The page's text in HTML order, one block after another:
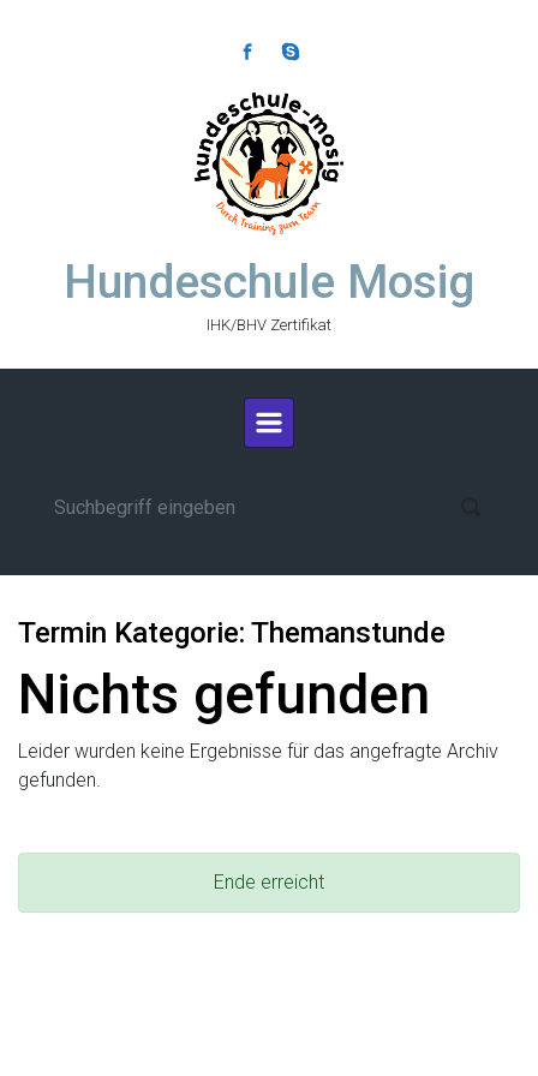
Hundeschule Mosig
IHK/BHV Zertifikat
Termin Kategorie: Themanstunde
Nichts gefunden
Leider wurden keine Ergebnisse für das angefragte Archiv
gefunden.
Ende erreicht